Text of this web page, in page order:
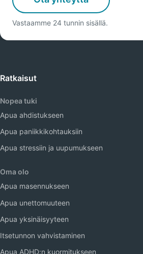
Vastaamme 24 tunnin sisällä.
Ratkaisut
Nopea tuki
Apua ahdistukseen
Apua paniikkikohtauksiin
Apua stressiin ja uupumukseen
Oma olo
Apua masennukseen
Apua unettomuuteen
Apua yksinäisyyteen
Itsetunnon vahvistaminen
Apua ADHD:n kuormitukseen